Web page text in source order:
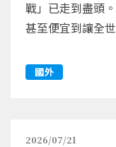
戰」已走到盡頭
甚至便宜到讓全
國外
2026/07/21